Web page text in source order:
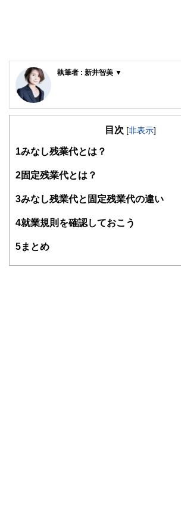
執筆者 : 新井智美 ▼
（保有資格）
・１級ファイナンシャル・プランニン
・DC(確定拠出年金)プランナー
・住宅ローンアドバイザー
マネーコンサルタントとしての個人向
るセミナー講師のほか、金融メディア
以上の執筆・監修をこなしており、こ
目次 [非表示]
1みなし残業代とは？
2固定残業代とは？
3みなし残業代と固定残業代の違い
4就業規則を確認しておこう
5まとめ